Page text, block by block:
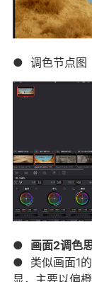
● 调色节点图
● 画面2调色
● 类似画面1的
显，主要以偏